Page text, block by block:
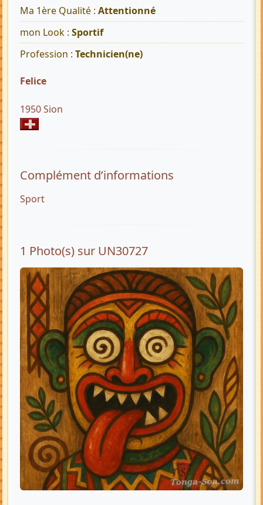
Ma 1ère Qualité : Attentionné
mon Look : Sportif
Profession : Technicien(ne)
Felice
1950 Sion
Complément d’informations
Sport
1 Photo(s) sur UN30727